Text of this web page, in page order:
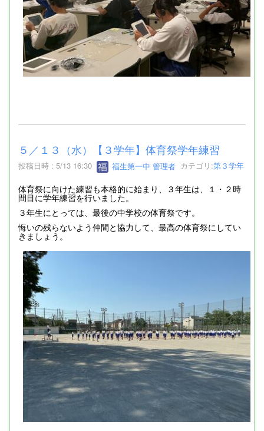
５／１３（水）【３学年】体育祭学年練習
投稿日時 : 5/13 16:30 福生第一中 管理者 カテゴリ:第３学年
体育祭に向けた練習も本格的に始まり、３年生は、１・２時
間目に学年練習を行いました。
３年生にとっては、最後の中学校の体育祭です。
悔いの残らないよう仲間と協力して、最高の体育祭にしてい
きましょう。